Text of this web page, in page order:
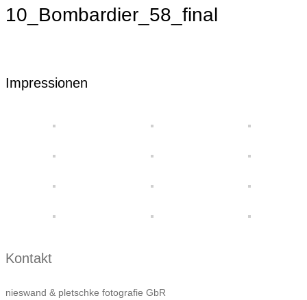
10_Bombardier_58_final
Impressionen
Kontakt
nieswand & pletschke fotografie GbR